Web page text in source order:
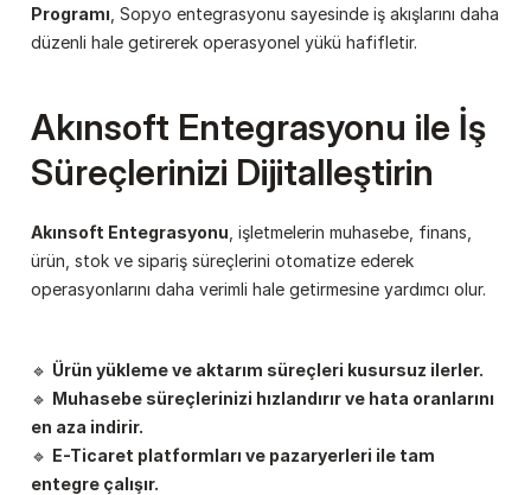
Programı , Sopyo entegrasyonu sayesinde iş akışlarını daha
düzenli hale getirerek operasyonel yükü hafifletir.
Akınsoft Entegrasyonu ile İş
Süreçlerinizi Dijitalleştirin
Akınsoft Entegrasyonu , işletmelerin muhasebe, finans,
ürün, stok ve sipariş süreçlerini otomatize ederek
operasyonlarını daha verimli hale getirmesine yardımcı olur.
🔹 Ürün yükleme ve aktarım süreçleri kusursuz ilerler.
🔹 Muhasebe süreçlerinizi hızlandırır ve hata oranlarını
en aza indirir.
🔹 E-Ticaret platformları ve pazaryerleri ile tam
entegre çalışır.